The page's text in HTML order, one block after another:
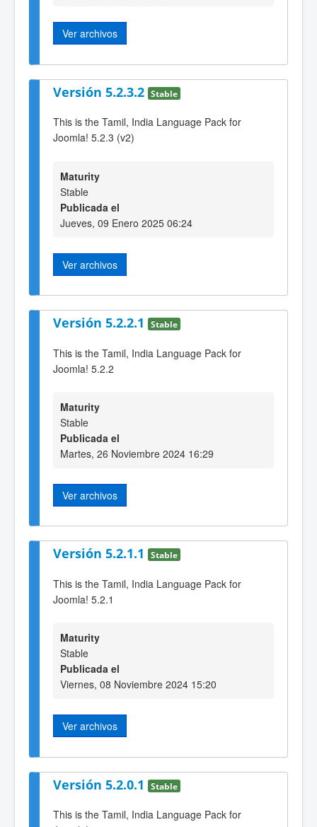
Ver archivos
Versión 5.2.3.2 Stable
This is the Tamil, India Language Pack for
Joomla! 5.2.3 (v2)
Maturity
Stable
Publicada el
Jueves, 09 Enero 2025 06:24
Ver archivos
Versión 5.2.2.1 Stable
This is the Tamil, India Language Pack for
Joomla! 5.2.2
Maturity
Stable
Publicada el
Martes, 26 Noviembre 2024 16:29
Ver archivos
Versión 5.2.1.1 Stable
This is the Tamil, India Language Pack for
Joomla! 5.2.1
Maturity
Stable
Publicada el
Viernes, 08 Noviembre 2024 15:20
Ver archivos
Versión 5.2.0.1 Stable
This is the Tamil, India Language Pack for